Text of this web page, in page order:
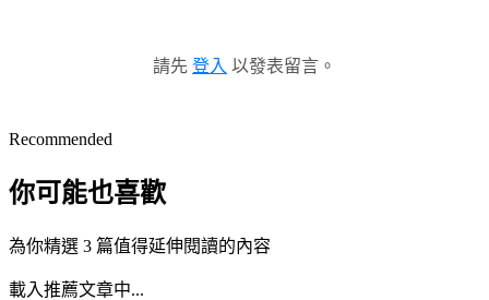
請先 登入 以發表留言。
Recommended
你可能也喜歡
為你精選 3 篇值得延伸閱讀的內容
載入推薦文章中...